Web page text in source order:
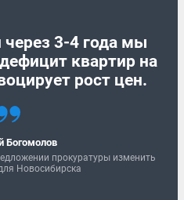
3-4 года мы
квартир на
рост цен.
Богомолов
прокуратуры изменить
Новосибирска